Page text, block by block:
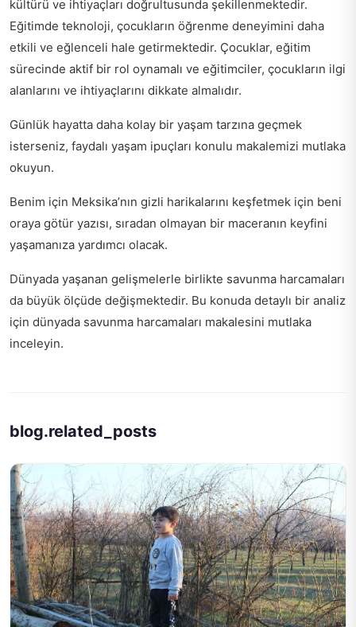
kültürü ve ihtiyaçları doğrultusunda şekillenmektedir.
Eğitimde teknoloji, çocukların öğrenme deneyimini daha
etkili ve eğlenceli hale getirmektedir. Çocuklar, eğitim
sürecinde aktif bir rol oynamalı ve eğitimciler, çocukların ilgi
alanlarını ve ihtiyaçlarını dikkate almalıdır.
Günlük hayatta daha kolay bir yaşam tarzına geçmek
isterseniz, faydalı yaşam ipuçları konulu makalemizi mutlaka
okuyun.
Benim için Meksika’nın gizli harikalarını keşfetmek için beni
oraya götür yazısı, sıradan olmayan bir maceranın keyfini
yaşamanıza yardımcı olacak.
Dünyada yaşanan gelişmelerle birlikte savunma harcamaları
da büyük ölçüde değişmektedir. Bu konuda detaylı bir analiz
için dünyada savunma harcamaları makalesini mutlaka
inceleyin.
blog.related_posts